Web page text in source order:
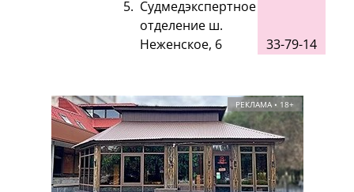
5. Судмедэкспертное
отделение ш.
Неженское, 6
33-79-14
РЕКЛАМА • 18+